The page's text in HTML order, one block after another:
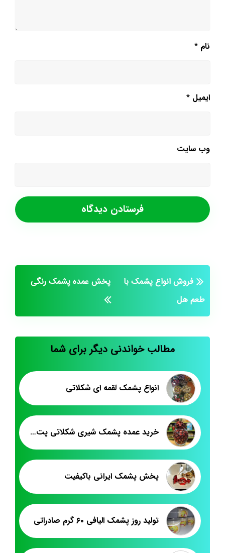
نام *
ایمیل *
وب‌ سایت
فروش انواع پشمک با
طعم هل
پخش عمده پشمک رنگی
مطالب خواندنی دیگر برای شما
انواع پشمک لقمه ای شکلاتی
خرید عمده پشمک شیری شکلاتی پت ۵۰۰ گرمی
پخش پشمک ایرانی باکیفیت
تولید روز پشمک الیافی ۶۰ گرم صادراتی